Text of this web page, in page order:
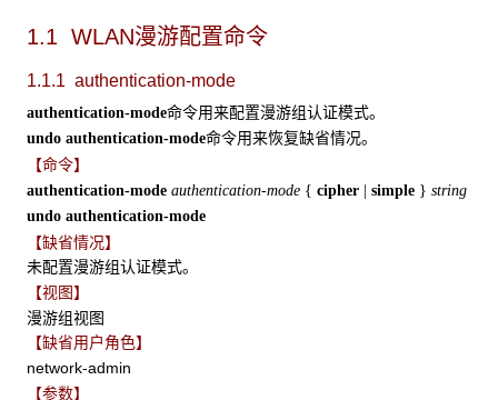
1.1 WLAN漫游配置命令
1.1.1 authentication-mode
authentication-mode命令用来配置漫游组认证模式。
undo authentication-mode命令用来恢复缺省情况。
【命令】
authentication-mode authentication-mode { cipher | simple } string
undo authentication-mode
【缺省情况】
未配置漫游组认证模式。
【视图】
漫游组视图
【缺省用户角色】
network-admin
【参数】